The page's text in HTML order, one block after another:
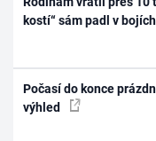
kostí“ sám padl v bojích
Počasí do konce
výhled